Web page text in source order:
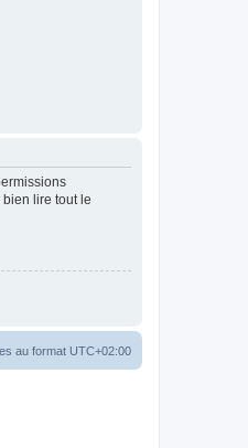
lire tout le
au format UTC+02:00